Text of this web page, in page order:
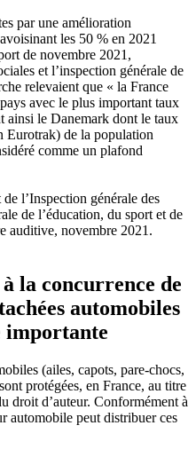
par une amélioration
les 50 % en 2021
de novembre 2021,
et l’inspection générale de
relevaient que « la France
avec le plus important taux
ainsi le Danemark dont le taux
Eurotrak) de la population
comme un plafond
l’Inspection générale des
de l’éducation, du sport et de
auditive, novembre 2021.
la concurrence de
automobiles
importante
(ailes, capots, pare-chocs,
protégées, en France, au titre
droit d’auteur. Conformément à
automobile peut distribuer ces